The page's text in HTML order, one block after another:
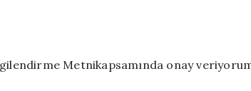
Metnikapsamında onay